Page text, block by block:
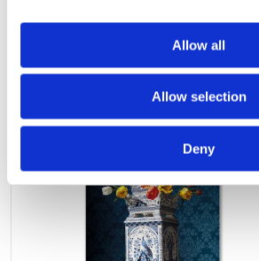
Allow all
Allow selection
Deny